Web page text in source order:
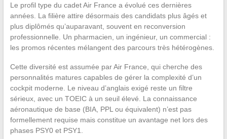
Le profil type du cadet Air France a évolué ces dernières
années. La filière attire désormais des candidats plus âgés et
plus diplômés qu’auparavant, souvent en reconversion
professionnelle. Un pharmacien, un ingénieur, un commercial :
les promos récentes mélangent des parcours très hétérogènes.
Cette diversité est assumée par Air France, qui cherche des
personnalités matures capables de gérer la complexité d’un
cockpit moderne. Le niveau d’anglais exigé reste un filtre
sérieux, avec un TOEIC à un seuil élevé. La connaissance
aéronautique de base (BIA, PPL ou équivalent) n’est pas
formellement requise mais constitue un avantage net lors des
phases PSY0 et PSY1.